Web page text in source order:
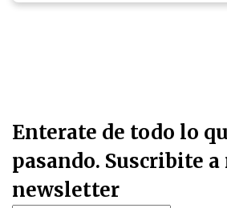
Enterate de todo lo
pasando. Suscribite
newsletter